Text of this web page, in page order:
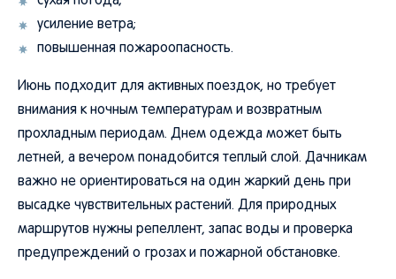
усиление ветра;
повышенная пожароопасность.
Июнь подходит для активных поездок, но требует
внимания к ночным температурам и возвратным
прохладным периодам. Днем одежда может быть
летней, а вечером понадобится теплый слой. Дачникам
важно не ориентироваться на один жаркий день при
высадке чувствительных растений. Для природных
маршрутов нужны репеллент, запас воды и проверка
предупреждений о грозах и пожарной обстановке.